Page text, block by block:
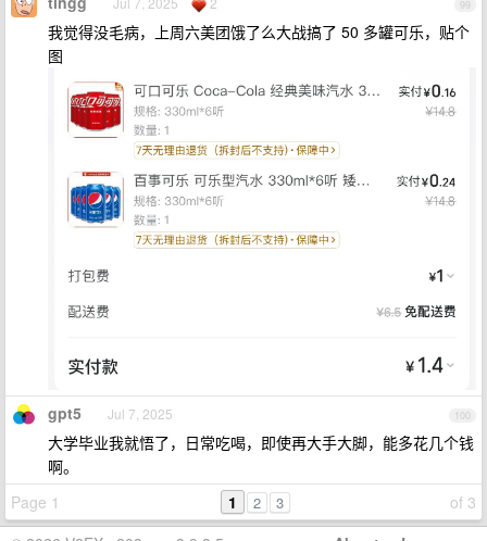
99
我觉得没毛病，上周六美团饿了么大战搞了 50 多罐可乐，贴个
图
100
gpt5 Jul 7, 2025
大学毕业我就悟了，日常吃喝，即使再大手大脚，能多花几个钱
啊。
Page 1
of 3
1 2 3